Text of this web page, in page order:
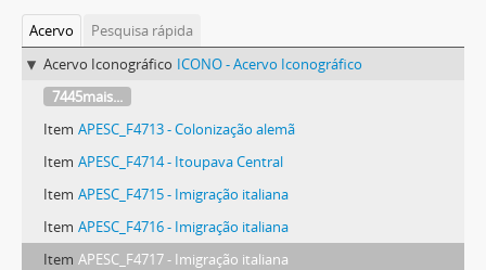
Acervo
Pesquisa rápida
Acervo Iconográfico ICONO - Acervo Iconográfico
7445mais...
Item APESC_F4713 - Colonização alemã
Item APESC_F4714 - Itoupava Central
Item APESC_F4715 - Imigração italiana
Item APESC_F4716 - Imigração italiana
Item APESC_F4717 - Imigração italiana